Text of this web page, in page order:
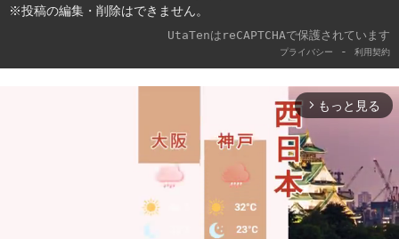
※投稿の編集・削除はできません。
UtaTenはreCAPTCHAで保護されています
プライバシー - 利用契約
arrow_forward_ios もっと見る